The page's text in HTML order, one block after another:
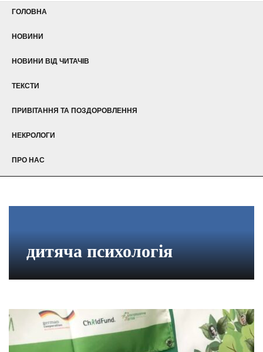
ГОЛОВНА
НОВИНИ
НОВИНИ ВІД ЧИТАЧІВ
ТЕКСТИ
ПРИВІТАННЯ ТА ПОЗДОРОВЛЕННЯ
НЕКРОЛОГИ
ПРО НАС
дитяча психологія